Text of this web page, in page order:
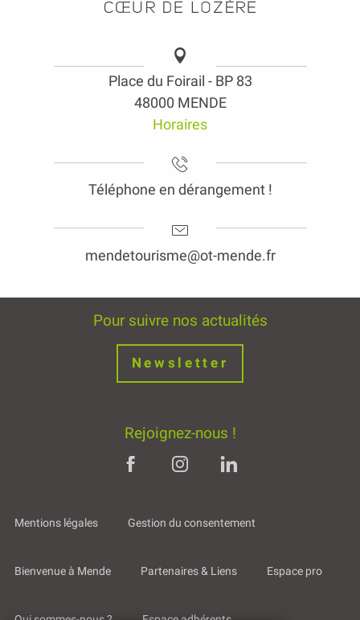
Place du Foirail - BP 83
48000 MENDE
Horaires
Téléphone en dérangement !
mendetourisme@ot-mende.fr
Pour suivre nos actualités
Newsletter
Rejoignez-nous !
Mentions légales Gestion du consentement
Bienvenue à Mende Partenaires & Liens Espace pro